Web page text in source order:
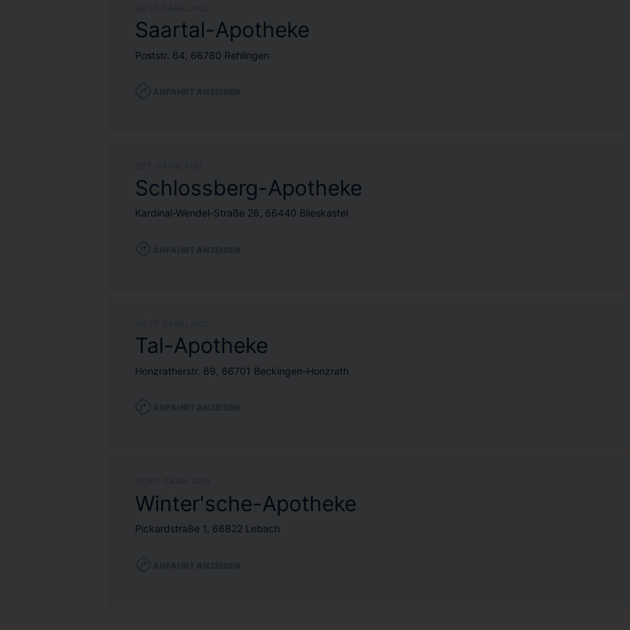
Saartal-Apotheke
Poststr. 64, 66780 Rehlingen
Schlossberg-Apotheke
Kardinal-Wendel-Straße 26, 66440 Blieskastel
Tal-Apotheke
Honzratherstr. 69, 66701 Beckingen-Honzrath
Winter'sche-Apotheke
Pickardstraße 1, 66822 Lebach